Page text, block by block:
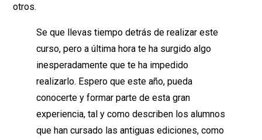
otros.
Se que llevas tiempo detrás de realizar este
curso, pero a última hora te ha surgido algo
inesperadamente que te ha impedido
realizarlo. Espero que este año, pueda
conocerte y formar parte de esta gran
experiencia, tal y como describen los alumnos
que han cursado las antiguas ediciones, como